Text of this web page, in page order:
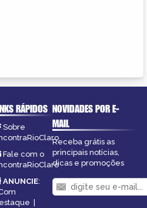
RÁPIDOS
Sobre
Fale com o
ANUNCIE:
NOVIDADES POR E-
MAIL
Receba grátis as
principais notícias,
dicas e promoções